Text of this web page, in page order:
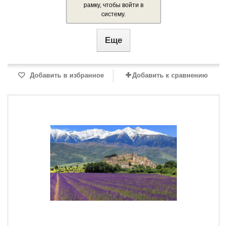
рамку, чтобы войти в
систему.
Еще
Добавить в избранное Добавить к сравнению